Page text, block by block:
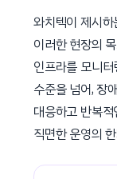
와치텍이 제시하
이러한 현장의
인프라를 모니
수준을 넘어, 장
대응하고 반복
직면한 운영의